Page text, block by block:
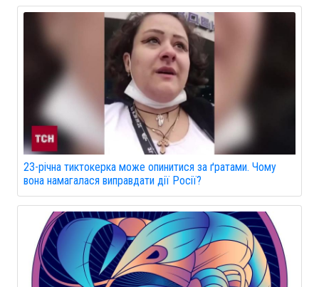
23-річна тиктокерка може опинитися за ґратами. Чому
вона намагалася виправдати дії Росії?